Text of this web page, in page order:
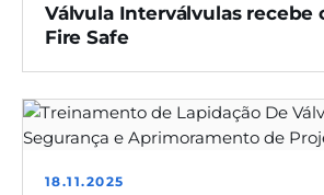
Válvula Interválvulas recebe
Fire Safe
18.11.2025